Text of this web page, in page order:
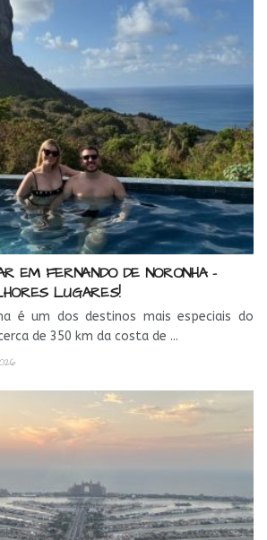
EM FERNANDO DE NORONHA –
LUGARES!
é um dos destinos mais especiais do
de 350 km da costa de ...